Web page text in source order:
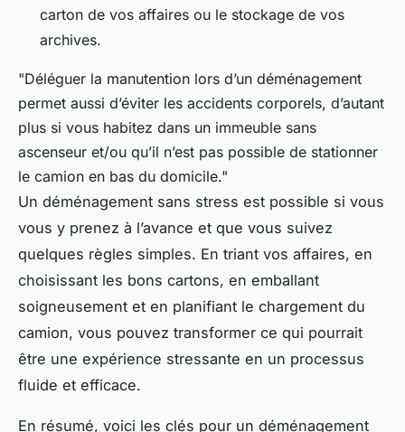
carton de vos affaires ou le stockage de vos
archives.
"Déléguer la manutention lors d’un déménagement
permet aussi d’éviter les accidents corporels, d’autant
plus si vous habitez dans un immeuble sans
ascenseur et/ou qu’il n’est pas possible de stationner
le camion en bas du domicile."
Un déménagement sans stress est possible si vous
vous y prenez à l’avance et que vous suivez
quelques règles simples. En triant vos affaires, en
choisissant les bons cartons, en emballant
soigneusement et en planifiant le chargement du
camion, vous pouvez transformer ce qui pourrait
être une expérience stressante en un processus
fluide et efficace.
En résumé, voici les clés pour un déménagement